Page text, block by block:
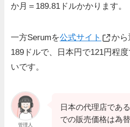
か月＝189.81ドルかかります。
一方Serumを公式サイト
か
189ドルで、日本円で121円程
いです。
管理人
日本の代理店である
での販売価格は為